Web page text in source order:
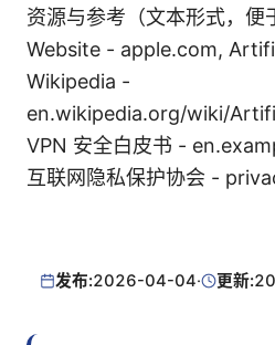
资源与参考（文本形式，
Website - apple.com,
Wikipedia -
en.wikipedia.org/wiki/
VPN 安全白皮书 -
互联网隐私保护协会 -
发布:2026-04-04· 更新: